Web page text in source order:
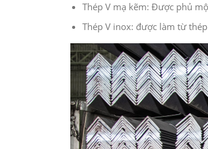
Thép V mạ kẽm: Được phủ
Thép V inox: được làm từ